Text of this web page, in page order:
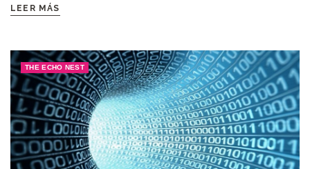
LEER MÁS
THE ECHO NEST